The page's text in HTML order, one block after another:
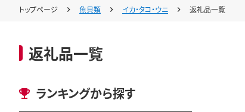
トップページ 魚貝類 イカ・タコ・ウニ 返礼品一覧
返礼品一覧
ランキングから探す